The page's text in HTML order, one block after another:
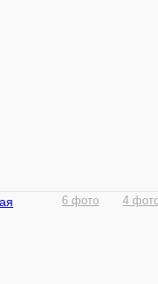
6 фото 4